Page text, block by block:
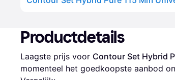
Productdetails
Laagste prijs voor Contour Set Hybrid
momenteel het goedkoopste aanbod